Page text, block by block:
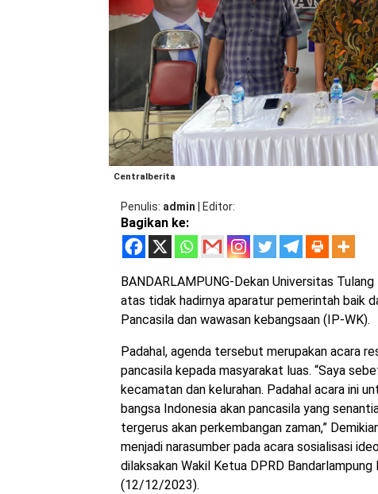
Centralberita
Penulis admin Editor
Bagikan ke:
BANDARLAMPUNG-Dekan Universitas
atas tidak hadirnya aparatur pemerintah baik
Pancasila dan wawasan kebangsaan (IP-WK).
Padahal, agenda tersebut merupakan acara
pancasila kepada masyarakat luas. “Saya
kecamatan dan kelurahan. Padahal acara ini
bangsa Indonesia akan pancasila yang
tergerus akan perkembangan zaman,”
menjadi narasumber pada acara sosialisasi
dilaksakan Wakil Ketua DPRD
(12/12/2023).